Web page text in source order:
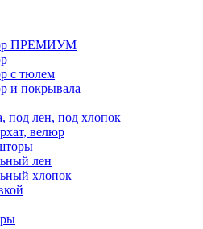
ПРЕМИУМ
с тюлем
и покрывала
под лен, под хлопок
велюр
лен
хлопок